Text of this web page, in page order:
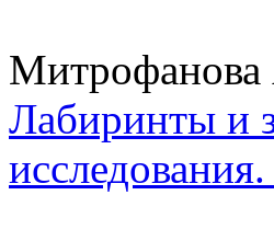
Лабиринты и